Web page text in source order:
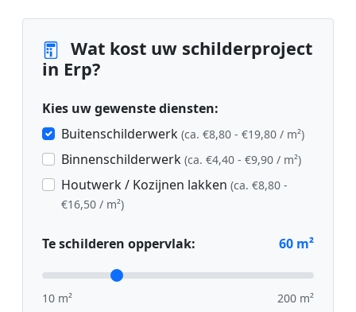
Wat kost uw schilderproject
in Erp?
Kies uw gewenste diensten:
Buitenschilderwerk (ca. €8,80 - €19,80 / m²)
Binnenschilderwerk (ca. €4,40 - €9,90 / m²)
Houtwerk / Kozijnen lakken (ca. €8,80 -
€16,50 / m²)
Te schilderen oppervlak: 60 m²
10 m² 200 m²